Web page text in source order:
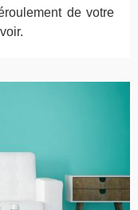
de votre